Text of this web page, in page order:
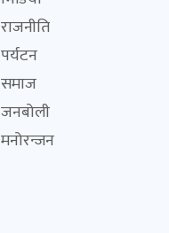
राजनीति
पर्यटन
समाज
जनबोली
मनोरन्जन